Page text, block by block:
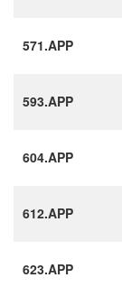
571.APP
593.APP
604.APP
612.APP
623.APP